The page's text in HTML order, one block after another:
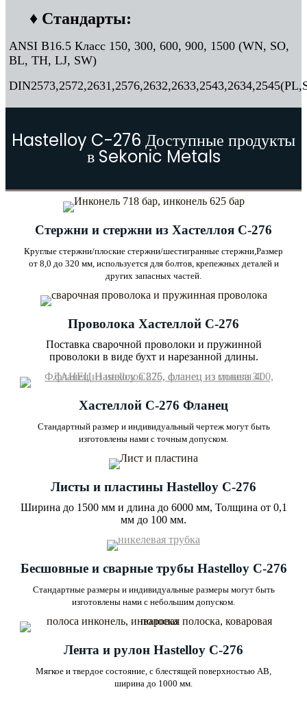
♦ Стандарты:
ANSI B16.5 Класс 150, 300, 600, 900, 1500 (WN, SO,
BL, TH, LJ, SW)
Hastelloy C-276 Доступные продукты
в Sekonic Metals
Стержни и стержни из Хастеллоя C-276
Круглые стержни/плоские стержни/шестигранные стержни,Размер
от 8,0 до 320 мм, используется для болтов, крепежных деталей и
других запасных частей.
Проволока Хастеллой C-276
Поставка сварочной проволоки и пружинной
проволоки в виде бухт и нарезанной длины.
Хастеллой C-276 Фланец
Стандартный размер и индивидуальный чертеж могут быть
изготовлены нами с точным допуском.
Листы и пластины Hastelloy C-276
Ширина до 1500 мм и длина до 6000 мм, Толщина от 0,1
мм до 100 мм.
Бесшовные и сварные трубы Hastelloy C-276
Стандартные размеры и индивидуальные размеры могут быть
изготовлены нами с небольшим допуском.
Лента и рулон Hastelloy C-276
Мягкое и твердое состояние, с блестящей поверхностью AB,
ширина до 1000 мм.